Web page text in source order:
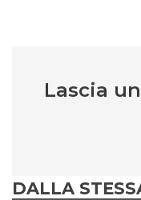
Lascia
DALLA